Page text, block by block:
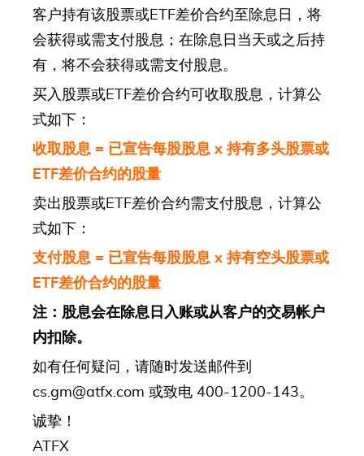
客户持有该股票或ETF差价合约至除息日，将
会获得或需支付股息；在除息日当天或之后持
有，将不会获得或需支付股息。
买入股票或ETF差价合约可收取股息，计算公
式如下：
收取股息 = 已宣告每股股息 x 持有多头股票或
ETF差价合约的股量
卖出股票或ETF差价合约需支付股息，计算公
式如下：
支付股息 = 已宣告每股股息 x 持有空头股票或
ETF差价合约的股量
注：股息会在除息日入账或从客户的交易帐户
内扣除。
如有任何疑问，请随时发送邮件到
cs.gm@atfx.com 或致电 400-1200-143。
诚挚！
ATFX